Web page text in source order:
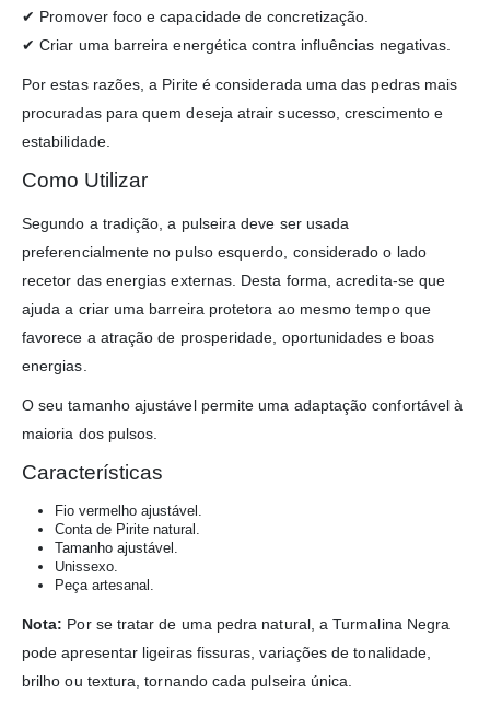
✔ Promover foco e capacidade de concretização.
✔ Criar uma barreira energética contra influências negativas.
Por estas razões, a Pirite é considerada uma das pedras mais
procuradas para quem deseja atrair sucesso, crescimento e
estabilidade.
Como Utilizar
Segundo a tradição, a pulseira deve ser usada
preferencialmente no pulso esquerdo, considerado o lado
recetor das energias externas. Desta forma, acredita-se que
ajuda a criar uma barreira protetora ao mesmo tempo que
favorece a atração de prosperidade, oportunidades e boas
energias.
O seu tamanho ajustável permite uma adaptação confortável à
maioria dos pulsos.
Características
Fio vermelho ajustável.
Conta de Pirite natural.
Tamanho ajustável.
Unissexo.
Peça artesanal.
Nota: Por se tratar de uma pedra natural, a Turmalina Negra
pode apresentar ligeiras fissuras, variações de tonalidade,
brilho ou textura, tornando cada pulseira única.